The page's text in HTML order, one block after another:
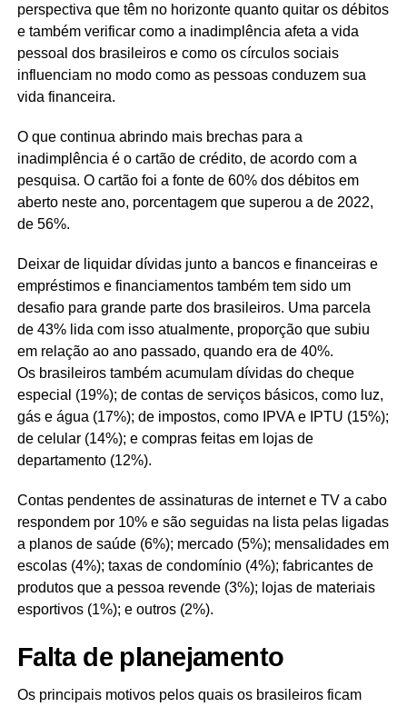
perspectiva que têm no horizonte quanto quitar os débitos
e também verificar como a inadimplência afeta a vida
pessoal dos brasileiros e como os círculos sociais
influenciam no modo como as pessoas conduzem sua
vida financeira.
O que continua abrindo mais brechas para a
inadimplência é o cartão de crédito, de acordo com a
pesquisa. O cartão foi a fonte de 60% dos débitos em
aberto neste ano, porcentagem que superou a de 2022,
de 56%.
Deixar de liquidar dívidas junto a bancos e financeiras e
empréstimos e financiamentos também tem sido um
desafio para grande parte dos brasileiros. Uma parcela
de 43% lida com isso atualmente, proporção que subiu
em relação ao ano passado, quando era de 40%.
Os brasileiros também acumulam dívidas do cheque
especial (19%); de contas de serviços básicos, como luz,
gás e água (17%); de impostos, como IPVA e IPTU (15%);
de celular (14%); e compras feitas em lojas de
departamento (12%).
Contas pendentes de assinaturas de internet e TV a cabo
respondem por 10% e são seguidas na lista pelas ligadas
a planos de saúde (6%); mercado (5%); mensalidades em
escolas (4%); taxas de condomínio (4%); fabricantes de
produtos que a pessoa revende (3%); lojas de materiais
esportivos (1%); e outros (2%).
Falta de planejamento
Os principais motivos pelos quais os brasileiros ficam